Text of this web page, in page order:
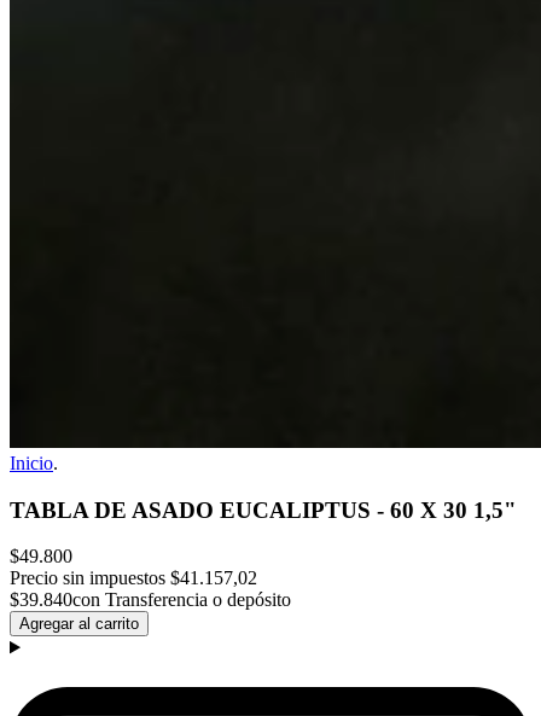
Inicio.
TABLA DE ASADO EUCALIPTUS - 60 X 30 1,5"
$49.800
Precio sin impuestos $41.157,02
$39.840con Transferencia o depósito
Agregar al carrito